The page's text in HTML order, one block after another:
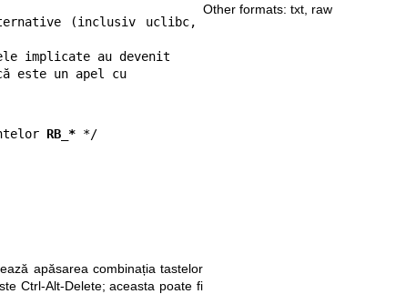
(inclusiv uclibc,
este un apel cu
RB_*
*/
apăsarea combinația tastelor
Ctrl-Alt-Delete; aceasta poate fi
Other formats: txt raw